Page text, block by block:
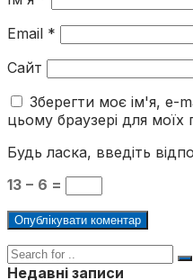
Email *
Сайт
Зберегти моє ім'я, e-
цьому браузері для
Будь ласка, введіть
13 − 6 =
Недавні записи